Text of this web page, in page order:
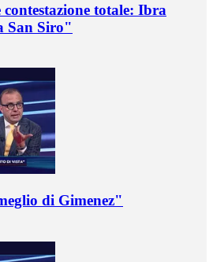
totale: Ibra
San Siro"
di Gimenez"